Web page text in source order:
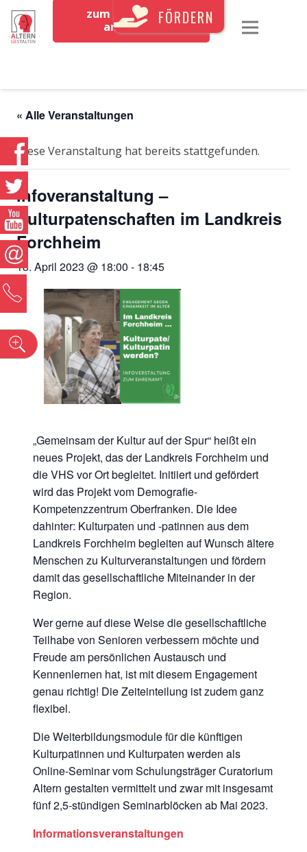
zum Newsletter
anmeldenFÖRDERN
« Alle Veranstaltungen
Diese Veranstaltung hat bereits stattgefunden.
Infoveranstaltung –
Kulturpatenschaften im Landkreis
Forchheim
18. April 2023 @ 18:00 - 18:45
„Gemeinsam der Kultur auf der Spur“ heißt ein
neues Projekt, das der Landkreis Forchheim und
die VHS vor Ort begleitet. Initiiert und gefördert
wird das Projekt vom Demografie-
Kompetenzzentrum Oberfranken. Die Idee
dahinter: Kulturpaten und -patinnen aus dem
Landkreis Forchheim begleiten auf Wunsch ältere
Menschen zu Kulturveranstaltungen und fördern
damit das gesellschaftliche Miteinander in der
Region.
Wer gerne auf diese Weise die gesellschaftliche
Teilhabe von Senioren verbessern möchte und
Freude am persönlichen Austausch und
Kennenlernen hat, ist mit diesem Engagement
genau richtig! Die Zeiteinteilung ist zudem ganz
flexibel.
Die Weiterbildungsmodule für die künftigen
Kulturpatinnen und Kulturpaten werden als
Online-Seminar vom Schulungsträger Curatorium
Altern gestalten vermittelt und zwar mit insgesamt
fünf 2,5-stündigen Seminarblöcken ab Mai 2023.
Informationsveranstaltungen